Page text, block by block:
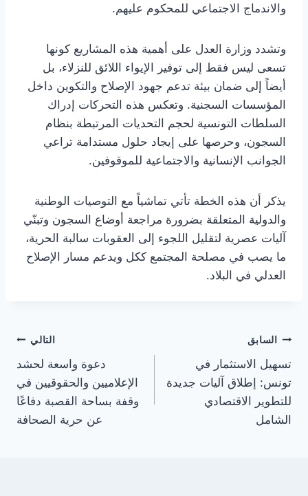
والاندماج الاجتماعي للمحكوم عليهم.
وتشدد وزارة العدل على أهمية هذه المشاريع كونها
تسعى ليس فقط إلى توفير الإيواء اللائق للنزلاء، بل
أيضاً إلى ضمان بيئة تدعم جهود الإصلاح والتكوين داخل
المؤسسات السجنية. وتعكس هذه التحركات إدراك
السلطات التونسية لحجم التحديات المرتبطة بنظام
السجون، وحرصها على إيجاد حلول مستدامة تراعي
الجوانب الإنسانية والاجتماعية للموقوفين.
يذكر أن هذه الخطة تأتي تماشياً مع التوصيات الوطنية
والدولية المتعلقة بضرورة مراجعة أوضاع السجون وتبنّي
آليات عصرية لتقليل اللجوء إلى العقوبات سالبة الحرية،
ما يصب في مصلحة المجتمع ككل ويدعم مسار الإصلاح
العدلي في البلاد.
تصفّح
المقالات
السابق
تسهيل الاستثمار في
تونس: إطلاق آليات جديدة
للتطوير الاقتصادي
الشامل
التالي
دعوة واسعة لحشد
الإعلاميين والحقوقيين في
وقفة بساحة القصبة دفاعًا
عن حرية الصحافة